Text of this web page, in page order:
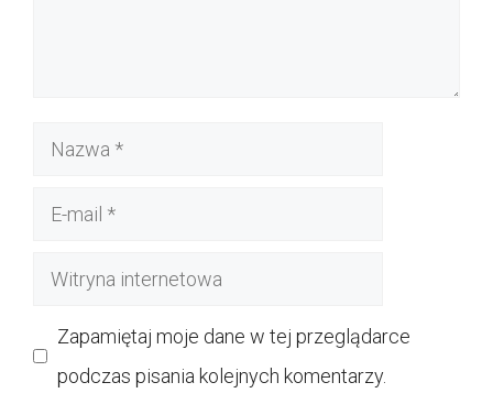
Nazwa
Witryna
Zapamiętaj moje dane w tej przeglądarce
podczas pisania kolejnych komentarzy.